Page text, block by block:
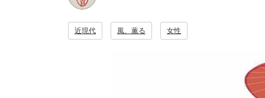
近現代 風、薫る 女性